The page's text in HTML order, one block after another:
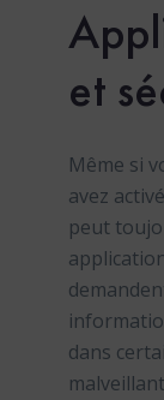
et
Même si
avez
peut
dans